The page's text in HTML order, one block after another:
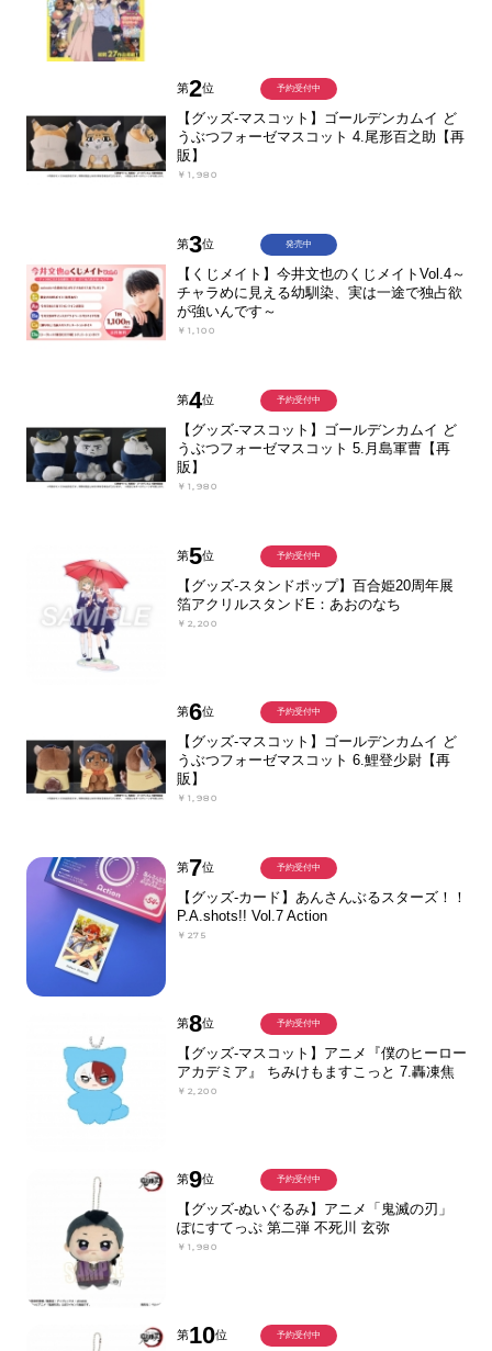
第2位
【グッズ-マスコット】ゴールデンカムイ ど
うぶつフォーゼマスコット 4.尾形百之助【再
販】
￥1,980
予約受付中
第3位
【くじメイト】今井文也のくじメイトVol.4～
チャラめに見える幼馴染、実は一途で独占欲
が強いんです～
￥1,100
発売中
第4位
【グッズ-マスコット】ゴールデンカムイ ど
うぶつフォーゼマスコット 5.月島軍曹【再
販】
￥1,980
予約受付中
第5位
【グッズ-スタンドポップ】百合姫20周年展
箔アクリルスタンドE：あおのなち
￥2,200
予約受付中
第6位
【グッズ-マスコット】ゴールデンカムイ ど
うぶつフォーゼマスコット 6.鯉登少尉【再
販】
￥1,980
予約受付中
第7位
【グッズ-カード】あんさんぶるスターズ！！
P.A.shots!! Vol.7 Action
￥275
予約受付中
第8位
【グッズ-マスコット】アニメ『僕のヒーロー
アカデミア』 ちみけもますこっと 7.轟凍焦
￥2,200
予約受付中
第9位
【グッズ-ぬいぐるみ】アニメ「鬼滅の刃」
ぽにすてっぷ 第二弾 不死川 玄弥
￥1,980
予約受付中
第10位 予約受付中